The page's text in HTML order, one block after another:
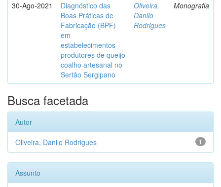
30-Ago-2021
Diagnóstico das
Boas Práticas de
Fabricação (BPF)
em
estabelecimentos
produtores de queijo
coalho artesanal no
Sertão Sergipano
Oliveira,
Danilo
Rodrigues
Monografia
Busca facetada
Autor
1
Oliveira, Danilo Rodrigues
Assunto